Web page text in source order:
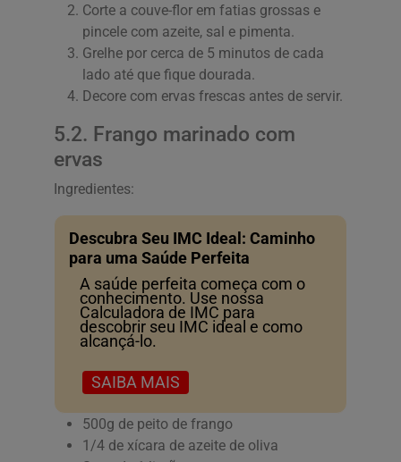
Corte a couve-flor em fatias grossas e
pincele com azeite, sal e pimenta.
Grelhe por cerca de 5 minutos de cada
lado até que fique dourada.
Decore com ervas frescas antes de servir.
5.2. Frango marinado com
ervas
Ingredientes:
Descubra Seu IMC Ideal: Caminho
para uma Saúde Perfeita
A saúde perfeita começa com o
conhecimento. Use nossa
Calculadora de IMC para
descobrir seu IMC ideal e como
alcançá-lo.
SAIBA MAIS
500g de peito de frango
1/4 de xícara de azeite de oliva